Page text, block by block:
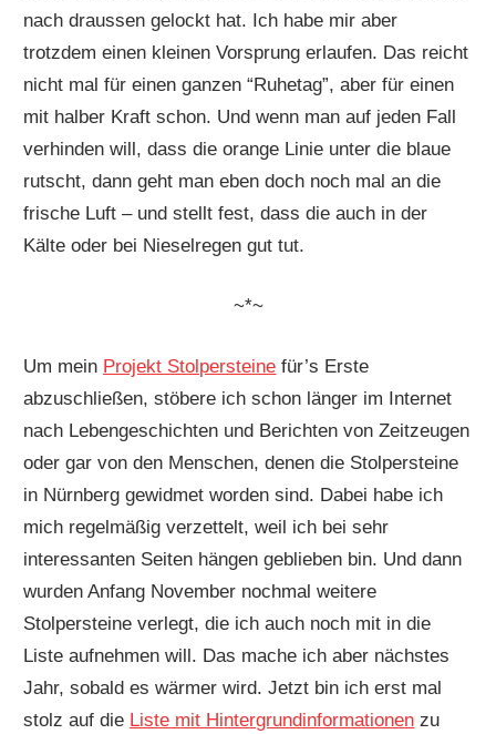
nach draussen gelockt hat. Ich habe mir aber
trotzdem einen kleinen Vorsprung erlaufen. Das reicht
nicht mal für einen ganzen “Ruhetag”, aber für einen
mit halber Kraft schon. Und wenn man auf jeden Fall
verhinden will, dass die orange Linie unter die blaue
rutscht, dann geht man eben doch noch mal an die
frische Luft – und stellt fest, dass die auch in der
Kälte oder bei Nieselregen gut tut.
~*~
Um mein Projekt Stolpersteine für’s Erste
abzuschließen, stöbere ich schon länger im Internet
nach Lebengeschichten und Berichten von Zeitzeugen
oder gar von den Menschen, denen die Stolpersteine
in Nürnberg gewidmet worden sind. Dabei habe ich
mich regelmäßig verzettelt, weil ich bei sehr
interessanten Seiten hängen geblieben bin. Und dann
wurden Anfang November nochmal weitere
Stolpersteine verlegt, die ich auch noch mit in die
Liste aufnehmen will. Das mache ich aber nächstes
Jahr, sobald es wärmer wird. Jetzt bin ich erst mal
stolz auf die Liste mit Hintergrundinformationen zu